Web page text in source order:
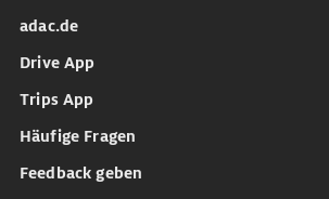
adac.de
Drive App
Trips App
Häufige Fragen
Feedback geben